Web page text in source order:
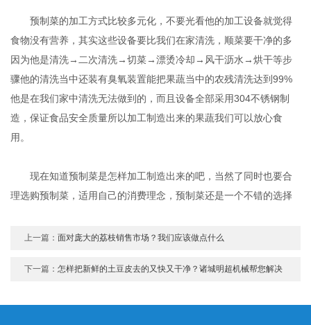
预制菜的加工方式比较多元化，不要光看他的加工设备就觉得
食物没有营养，其实这些设备要比我们在家清洗，顺菜要干净的多
因为他是清洗→二次清洗→切菜→漂烫冷却→风干沥水→烘干等步
骤他的清洗当中还装有臭氧装置能把果蔬当中的农残清洗达到99%
他是在我们家中清洗无法做到的，而且设备全部采用304不锈钢制
造，保证食品安全质量所以加工制造出来的果蔬我们可以放心食
用。
现在知道预制菜是怎样加工制造出来的吧，当然了同时也要合
理选购预制菜，适用自己的消费理念，预制菜还是一个不错的选择
上一篇：面对庞大的荔枝销售市场？我们应该做点什么
下一篇：怎样把新鲜的土豆皮去的又快又干净？诸城明超机械帮您解决